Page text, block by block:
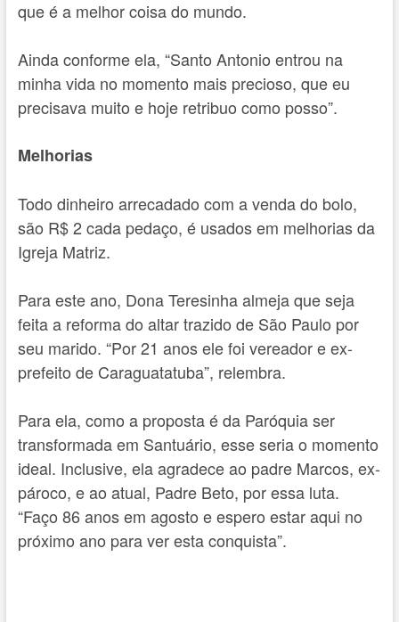
que é a melhor coisa do mundo.
Ainda conforme ela, “Santo Antonio entrou na
minha vida no momento mais precioso, que eu
precisava muito e hoje retribuo como posso”.
Melhorias
Todo dinheiro arrecadado com a venda do bolo,
são R$ 2 cada pedaço, é usados em melhorias da
Igreja Matriz.
Para este ano, Dona Teresinha almeja que seja
feita a reforma do altar trazido de São Paulo por
seu marido. “Por 21 anos ele foi vereador e ex-
prefeito de Caraguatatuba”, relembra.
Para ela, como a proposta é da Paróquia ser
transformada em Santuário, esse seria o momento
ideal. Inclusive, ela agradece ao padre Marcos, ex-
pároco, e ao atual, Padre Beto, por essa luta.
“Faço 86 anos em agosto e espero estar aqui no
próximo ano para ver esta conquista”.